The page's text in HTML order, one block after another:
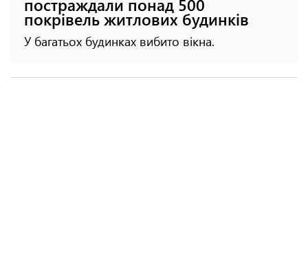
постраждали понад 500
покрівель житлових будинків
У багатьох будинках вибито вікна.